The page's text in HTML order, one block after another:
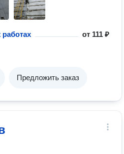
от 111 ₽
Предложить заказ